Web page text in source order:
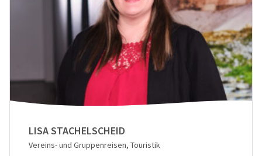
LISA STACHELSCHEID
Vereins- und Gruppenreisen, Touristik